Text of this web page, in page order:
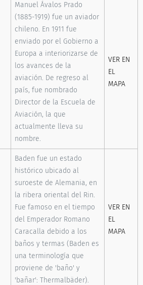
Manuel Ávalos Prado
(1885-1919) fue un aviador
chileno. En 1911 fue
enviado por el Gobierno a
Europa a interiorizarse de
los avances de la
aviación. De regreso al
país, fue nombrado
Director de la Escuela de
Aviación, la que
actualmente lleva su
nombre.
VER EN
EL
MAPA
Baden fue un estado
histórico ubicado al
suroeste de Alemania, en
la ribera oriental del Rin.
Fue famoso en el tiempo
del Emperador Romano
Caracalla debido a los
baños y termas (Baden es
una terminología que
proviene de 'baño' y
'bañar': Thermalbäder).
VER EN
EL
MAPA